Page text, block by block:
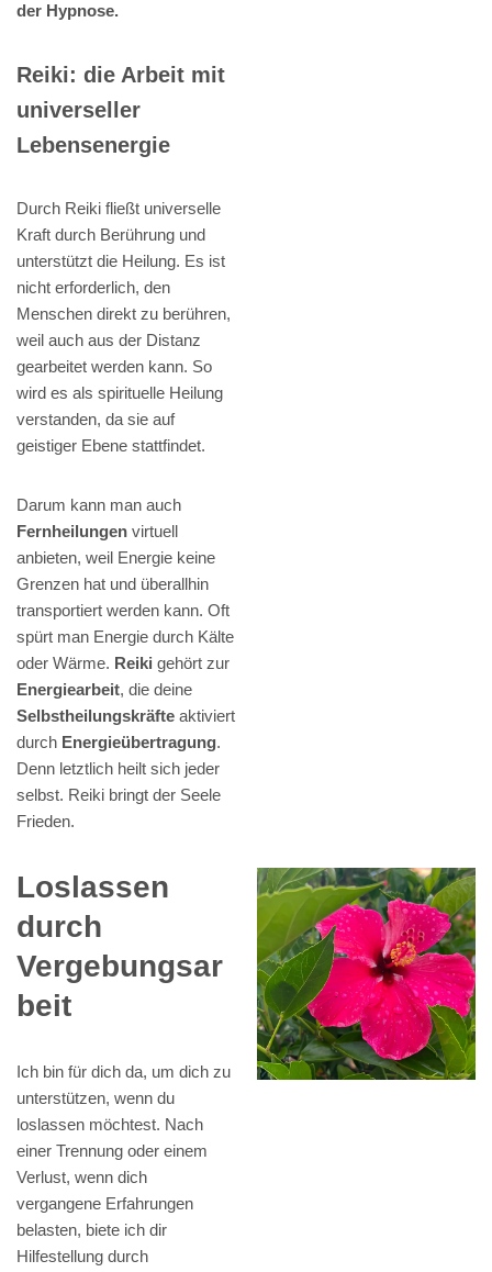
der Hypnose.
Reiki: die Arbeit mit
universeller
Lebensenergie
Durch Reiki fließt universelle
Kraft durch Berührung und
unterstützt die Heilung. Es ist
nicht erforderlich, den
Menschen direkt zu berühren,
weil auch aus der Distanz
gearbeitet werden kann. So
wird es als spirituelle Heilung
verstanden, da sie auf
geistiger Ebene stattfindet.
Darum kann man auch
Fernheilungen virtuell
anbieten, weil Energie keine
Grenzen hat und überallhin
transportiert werden kann. Oft
spürt man Energie durch Kälte
oder Wärme. Reiki gehört zur
Energiearbeit, die deine
Selbstheilungskräfte aktiviert
durch Energieübertragung.
Denn letztlich heilt sich jeder
selbst. Reiki bringt der Seele
Frieden.
Loslassen
durch
Vergebungsar
beit
Ich bin für dich da, um dich zu
unterstützen, wenn du
loslassen möchtest. Nach
einer Trennung oder einem
Verlust, wenn dich
vergangene Erfahrungen
belasten, biete ich dir
Hilfestellung durch